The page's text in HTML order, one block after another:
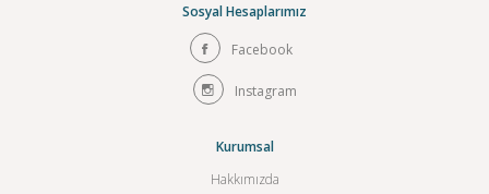
Sosyal Hesaplarımız
Facebook
Instagram
Kurumsal
Hakkımızda